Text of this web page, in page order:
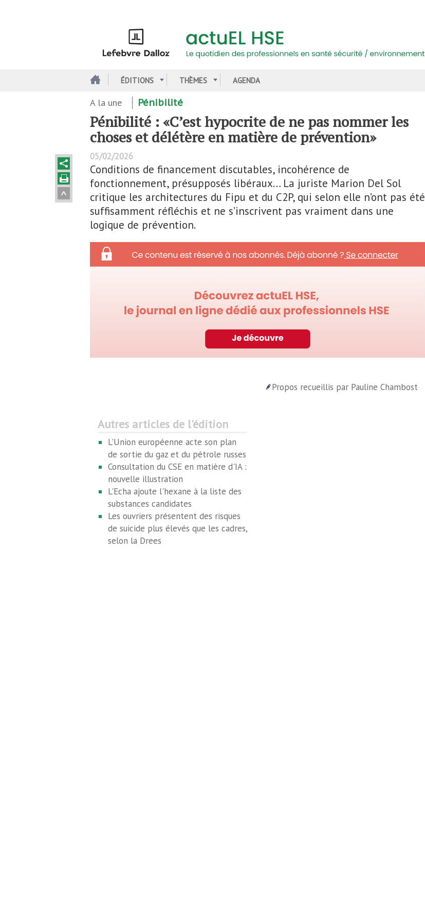
ÉDITIONS THÈMES AGENDA
A la une Pénibilité
Pénibilité : «C’est hypocrite de ne pas nommer les
choses et délétère en matière de prévention»
05/02/2026
Conditions de financement discutables, incohérence de
fonctionnement, présupposés libéraux… La juriste Marion Del Sol
critique les architectures du Fipu et du C2P, qui selon elle n’ont pas été
suffisamment réfléchis et ne s’inscrivent pas vraiment dans une
logique de prévention.
Propos recueillis par Pauline Chambost
Autres articles de l'édition
L'Union européenne acte son plan
de sortie du gaz et du pétrole russes
Consultation du CSE en matière d'IA :
nouvelle illustration
L'Echa ajoute l'hexane à la liste des
substances candidates
Les ouvriers présentent des risques
de suicide plus élevés que les cadres,
selon la Drees